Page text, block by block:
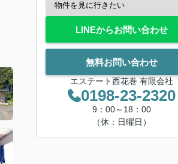
LINEからお問い合わせ
無料お問い合わせ
エステート西花巻 有限会社
0198-23-2320
9：00～18：00
（休：日曜日）